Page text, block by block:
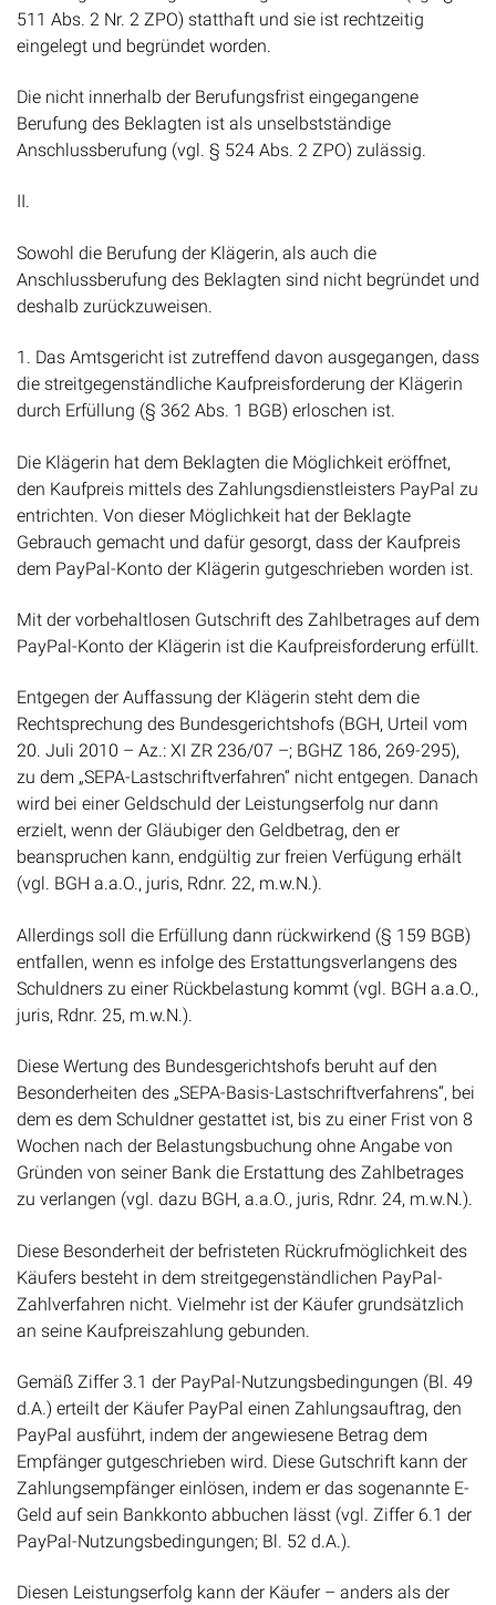
511 Abs. 2 Nr. 2 ZPO) statthaft und sie ist rechtzeitig
eingelegt und begründet worden.
Die nicht innerhalb der Berufungsfrist eingegangene
Berufung des Beklagten ist als unselbstständige
Anschlussberufung (vgl. § 524 Abs. 2 ZPO) zulässig.
II.
Sowohl die Berufung der Klägerin, als auch die
Anschlussberufung des Beklagten sind nicht begründet und
deshalb zurückzuweisen.
1. Das Amtsgericht ist zutreffend davon ausgegangen, dass
die streitgegenständliche Kaufpreisforderung der Klägerin
durch Erfüllung (§ 362 Abs. 1 BGB) erloschen ist.
Die Klägerin hat dem Beklagten die Möglichkeit eröffnet,
den Kaufpreis mittels des Zahlungsdienstleisters PayPal zu
entrichten. Von dieser Möglichkeit hat der Beklagte
Gebrauch gemacht und dafür gesorgt, dass der Kaufpreis
dem PayPal-Konto der Klägerin gutgeschrieben worden ist.
Mit der vorbehaltlosen Gutschrift des Zahlbetrages auf dem
PayPal-Konto der Klägerin ist die Kaufpreisforderung erfüllt.
Entgegen der Auffassung der Klägerin steht dem die
Rechtsprechung des Bundesgerichtshofs (BGH, Urteil vom
20. Juli 2010 – Az.: XI ZR 236/07 –; BGHZ 186, 269-295),
zu dem „SEPA-Lastschriftverfahren“ nicht entgegen. Danach
wird bei einer Geldschuld der Leistungserfolg nur dann
erzielt, wenn der Gläubiger den Geldbetrag, den er
beanspruchen kann, endgültig zur freien Verfügung erhält
(vgl. BGH a.a.O., juris, Rdnr. 22, m.w.N.).
Allerdings soll die Erfüllung dann rückwirkend (§ 159 BGB)
entfallen, wenn es infolge des Erstattungsverlangens des
Schuldners zu einer Rückbelastung kommt (vgl. BGH a.a.O.,
juris, Rdnr. 25, m.w.N.).
Diese Wertung des Bundesgerichtshofs beruht auf den
Besonderheiten des „SEPA-Basis-Lastschriftverfahrens“, bei
dem es dem Schuldner gestattet ist, bis zu einer Frist von 8
Wochen nach der Belastungsbuchung ohne Angabe von
Gründen von seiner Bank die Erstattung des Zahlbetrages
zu verlangen (vgl. dazu BGH, a.a.O., juris, Rdnr. 24, m.w.N.).
Diese Besonderheit der befristeten Rückrufmöglichkeit des
Käufers besteht in dem streitgegenständlichen PayPal-
Zahlverfahren nicht. Vielmehr ist der Käufer grundsätzlich
an seine Kaufpreiszahlung gebunden.
Gemäß Ziffer 3.1 der PayPal-Nutzungsbedingungen (Bl. 49
d.A.) erteilt der Käufer PayPal einen Zahlungsauftrag, den
PayPal ausführt, indem der angewiesene Betrag dem
Empfänger gutgeschrieben wird. Diese Gutschrift kann der
Zahlungsempfänger einlösen, indem er das sogenannte E-
Geld auf sein Bankkonto abbuchen lässt (vgl. Ziffer 6.1 der
PayPal-Nutzungsbedingungen; Bl. 52 d.A.).
Diesen Leistungserfolg kann der Käufer – anders als der